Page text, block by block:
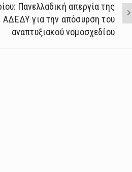
Πανελλαδική απεργία της
ΑΔΕΔΥ για την απόσυρση του
αναπτυξιακού νομοσχεδίου